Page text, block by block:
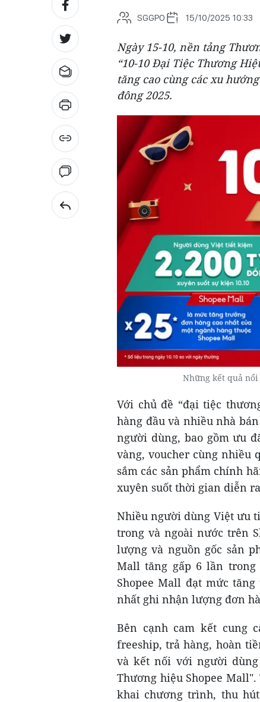
SGGPO 15/10/2025 10:33
Ngày 15-10, nền tảng
“10-10 Đại Tiệc Thương
tăng cao cùng các xu
đông 2025.
Những kết quả
Với chủ đề “đại tiệc
hàng đầu và nhiều nhà
người dùng, bao gồm ưu
vàng, voucher cùng nhiều
sắm các sản phẩm chính
xuyên suốt thời gian diễn
Nhiều người dùng Việt ưu
trong và ngoài nước trên
lượng và nguồn gốc sản
Mall tăng gấp 6 lần trong
Shopee Mall đạt mức
nhất ghi nhận lượng đơn
Bên cạnh cam kết cung
freeship, trả hàng, hoàn
và kết nối với người
Thương hiệu Shopee
khai chương trình, thu